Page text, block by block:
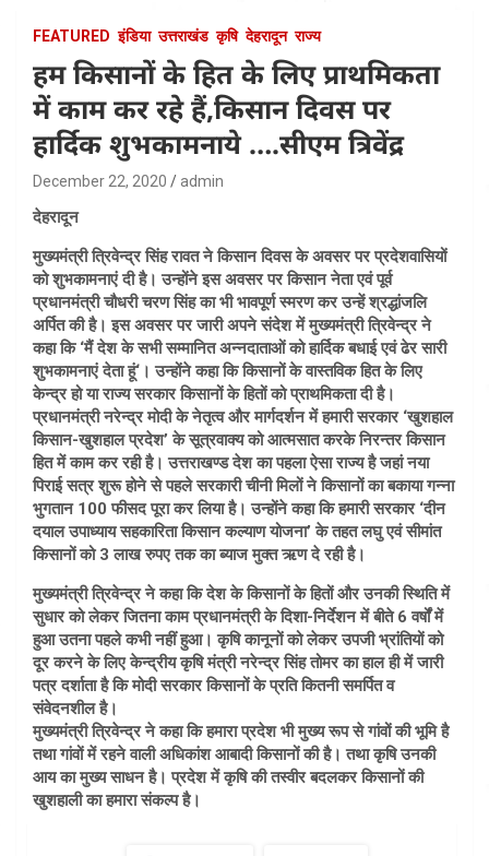
FEATURED इंडिया उत्तराखंड कृषि देहरादून राज्य
हम किसानों के हित के लिए प्राथमिकता
में काम कर रहे हैं,किसान दिवस पर
हार्दिक शुभकामनाये ….सीएम त्रिवेंद्र
December 22, 2020 admin
देहरादून
मुख्यमंत्री त्रिवेन्द्र सिंह रावत ने किसान दिवस के अवसर पर प्रदेशवासियों
को शुभकामनाएं दी है। उन्होंने इस अवसर पर किसान नेता एवं पूर्व
प्रधानमंत्री चौधरी चरण सिंह का भी भावपूर्ण स्मरण कर उन्हें श्रद्धांजलि
अर्पित की है। इस अवसर पर जारी अपने संदेश में मुख्यमंत्री त्रिवेन्द्र ने
कहा कि ‘मैं देश के सभी सम्मानित अन्नदाताओं को हार्दिक बधाई एवं ढेर सारी
शुभकामनाएं देता हूं‘। उन्होंने कहा कि किसानों के वास्तविक हित के लिए
केन्द्र हो या राज्य सरकार किसानों के हितों को प्राथमिकता दी है।
प्रधानमंत्री नरेन्द्र मोदी के नेतृत्व और मार्गदर्शन में हमारी सरकार ‘खुशहाल
किसान-खुशहाल प्रदेश’ के सूत्रवाक्य को आत्मसात करके निरन्तर किसान
हित में काम कर रही है। उत्तराखण्ड देश का पहला ऐसा राज्य है जहां नया
पिराई सत्र शुरू होने से पहले सरकारी चीनी मिलों ने किसानों का बकाया गन्ना
भुगतान 100 फीसद पूरा कर लिया है। उन्होंने कहा कि हमारी सरकार ‘दीन
दयाल उपाध्याय सहकारिता किसान कल्याण योजना’ के तहत लघु एवं सीमांत
किसानों को 3 लाख रुपए तक का ब्याज मुक्त ऋण दे रही है।
मुख्यमंत्री त्रिवेन्द्र ने कहा कि देश के किसानों के हितों और उनकी स्थिति में
सुधार को लेकर जितना काम प्रधानमंत्री के दिशा-निर्देशन में बीते 6 वर्षों में
हुआ उतना पहले कभी नहीं हुआ। कृषि कानूनों को लेकर उपजी भ्रांतियों को
दूर करने के लिए केन्द्रीय कृषि मंत्री नरेन्द्र सिंह तोमर का हाल ही में जारी
पत्र दर्शाता है कि मोदी सरकार किसानों के प्रति कितनी समर्पित व
संवेदनशील है।
मुख्यमंत्री त्रिवेन्द्र ने कहा कि हमारा प्रदेश भी मुख्य रूप से गांवों की भूमि है
तथा गांवों में रहने वाली अधिकांश आबादी किसानों की है। तथा कृषि उनकी
आय का मुख्य साधन है। प्रदेश में कृषि की तस्वीर बदलकर किसानों की
खुशहाली का हमारा संकल्प है।